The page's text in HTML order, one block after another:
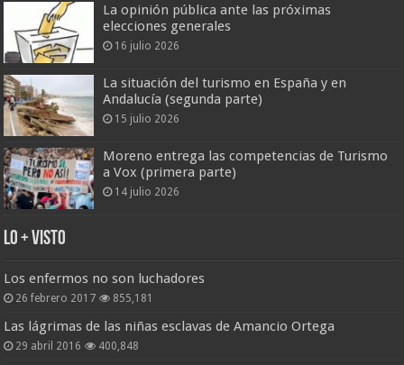
La opinión pública ante las próximas
elecciones generales
16 julio 2026
La situación del turismo en España y en
Andalucía (segunda parte)
15 julio 2026
Moreno entrega las competencias de Turismo
a Vox (primera parte)
14 julio 2026
Lo + Visto
Los enfermos no son luchadores
26 febrero 2017 855,181
Las lágrimas de las niñas esclavas de Amancio Ortega
29 abril 2016 400,848